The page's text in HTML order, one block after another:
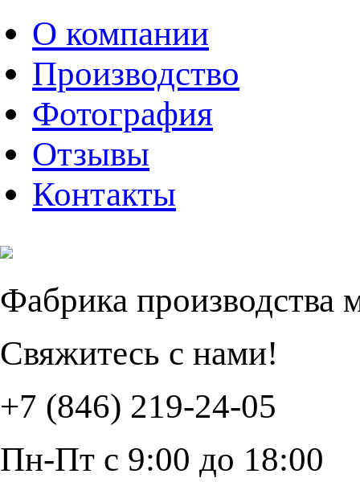
О компании
Производство
Фотография
Отзывы
Контакты
Фабрика производства
Свяжитесь с нами!
+7 (846) 219-24-05
Пн-Пт с 9:00 до 18:00